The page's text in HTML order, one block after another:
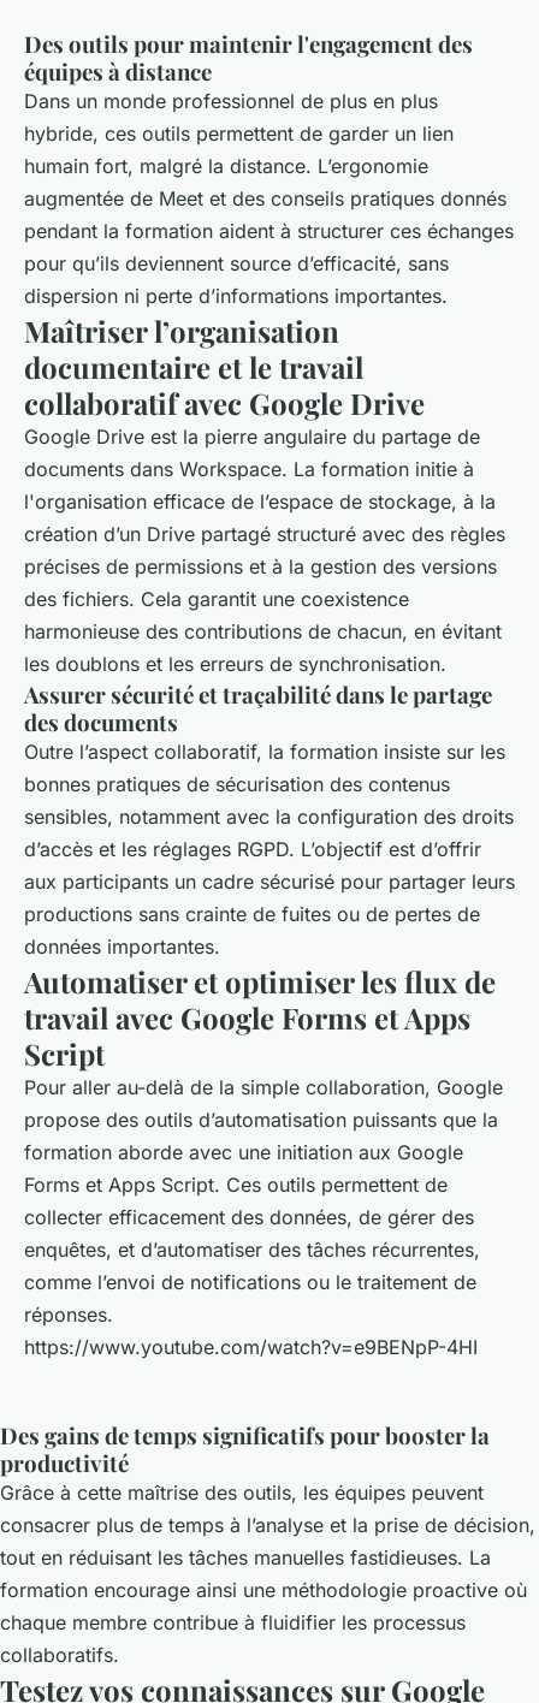
Des outils pour maintenir l'engagement des
équipes à distance
Dans un monde professionnel de plus en plus
hybride, ces outils permettent de garder un lien
humain fort, malgré la distance. L’ergonomie
augmentée de Meet et des conseils pratiques donnés
pendant la formation aident à structurer ces échanges
pour qu’ils deviennent source d’efficacité, sans
dispersion ni perte d’informations importantes.
Maîtriser l’organisation
documentaire et le travail
collaboratif avec Google Drive
Google Drive est la pierre angulaire du partage de
documents dans Workspace. La formation initie à
l'organisation efficace de l’espace de stockage, à la
création d’un Drive partagé structuré avec des règles
précises de permissions et à la gestion des versions
des fichiers. Cela garantit une coexistence
harmonieuse des contributions de chacun, en évitant
les doublons et les erreurs de synchronisation.
Assurer sécurité et traçabilité dans le partage
des documents
Outre l’aspect collaboratif, la formation insiste sur les
bonnes pratiques de sécurisation des contenus
sensibles, notamment avec la configuration des droits
d’accès et les réglages RGPD. L’objectif est d’offrir
aux participants un cadre sécurisé pour partager leurs
productions sans crainte de fuites ou de pertes de
données importantes.
Automatiser et optimiser les flux de
travail avec Google Forms et Apps
Script
Pour aller au-delà de la simple collaboration, Google
propose des outils d’automatisation puissants que la
formation aborde avec une initiation aux Google
Forms et Apps Script. Ces outils permettent de
collecter efficacement des données, de gérer des
enquêtes, et d’automatiser des tâches récurrentes,
comme l’envoi de notifications ou le traitement de
réponses.
https://www.youtube.com/watch?v=e9BENpP-4HI
Des gains de temps significatifs pour booster la
productivité
Grâce à cette maîtrise des outils, les équipes peuvent
consacrer plus de temps à l’analyse et la prise de décision,
tout en réduisant les tâches manuelles fastidieuses. La
formation encourage ainsi une méthodologie proactive où
chaque membre contribue à fluidifier les processus
collaboratifs.
Testez vos connaissances sur Google